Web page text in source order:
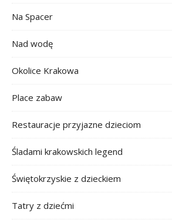
Na Spacer
Nad wodę
Okolice Krakowa
Place zabaw
Restauracje przyjazne dzieciom
Śladami krakowskich legend
Świętokrzyskie z dzieckiem
Tatry z dziećmi